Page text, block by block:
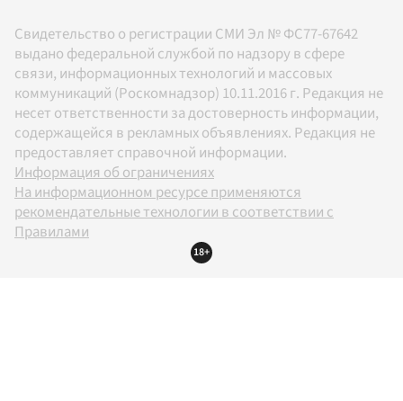
Свидетельство о регистрации СМИ Эл № ФС77-67642
выдано федеральной службой по надзору в сфере
связи, информационных технологий и массовых
коммуникаций (Роскомнадзор) 10.11.2016 г. Редакция не
несет ответственности за достоверность информации,
содержащейся в рекламных объявлениях. Редакция не
предоставляет справочной информации.
Информация об ограничениях
На информационном ресурсе применяются
рекомендательные технологии в соответствии с
Правилами
18+